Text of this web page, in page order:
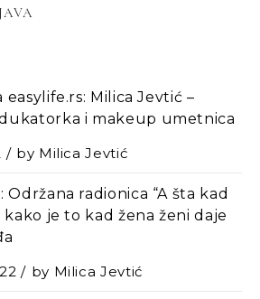
Milica Jevtić –
i makeup umetnica
by Milica Jevtić
Održana radionica “A šta kad
kako je to kad žena ženi daje
by Milica Jevtić